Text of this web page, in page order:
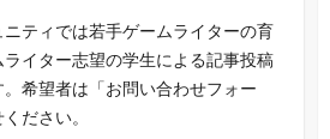
ティでは若手ゲームライターの育
イター志望の学生による記事投稿
希望者は「お問い合わせフォー
ださい。